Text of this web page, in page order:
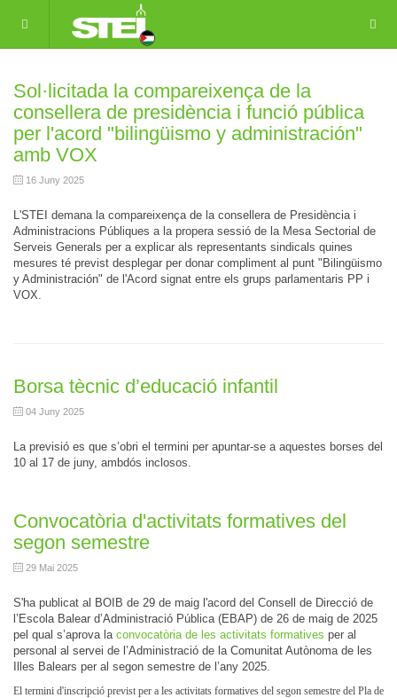
Sol·licitada la compareixença de la
consellera de presidència i funció pública
per l'acord "bilingüismo y administración"
amb VOX
16 Juny 2025
L'STEI demana la compareixença de la consellera de Presidència i
Administracions Públiques a la propera sessió de la Mesa Sectorial de
Serveis Generals per a explicar als representants sindicals quines
mesures té previst desplegar per donar compliment al punt "Bilingüismo
y Administración" de l'Acord signat entre els grups parlamentaris PP i
VOX.
Borsa tècnic d’educació infantil
04 Juny 2025
La previsió es que s’obri el termini per apuntar-se a aquestes borses del
10 al 17 de juny, ambdós inclosos.
Convocatòria d'activitats formatives del
segon semestre
29 Mai 2025
S'ha publicat al BOIB de 29 de maig l'acord del Consell de Direcció de
l’Escola Balear d’Administració Pública (EBAP) de 26 de maig de 2025
pel qual s’aprova la convocatòria de les activitats formatives per al
personal al servei de l’Administració de la Comunitat Autònoma de les
Illes Balears per al segon semestre de l’any 2025.
El termini d'inscripció previst per a les activitats formatives del segon semestre del Pla de